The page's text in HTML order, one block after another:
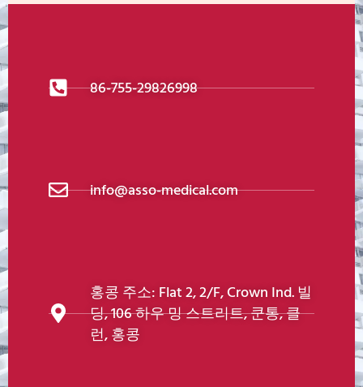
86-755-29826998
info@asso-medical.com
홍콩 주소: Flat 2, 2/F, Crown Ind. 빌
딩, 106 하우 밍 스트리트, 쿤통, 클
런, 홍콩